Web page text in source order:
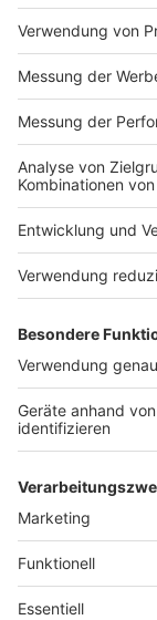
Impressum
Jobs
Presse
Werben
Archiv
ANTENNE
Stiftung ANTENNE
hilft
Grounding Page
BAYERN